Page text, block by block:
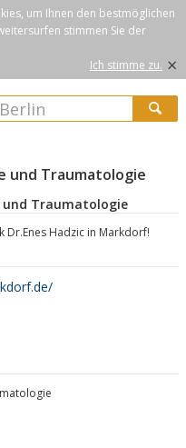
um Ihnen den bestmöglichen
stimmen Sie der
Ich stimme zu. ×
und Traumatologie
und Traumatologie
Dr.Enes Hadzic in Markdorf!